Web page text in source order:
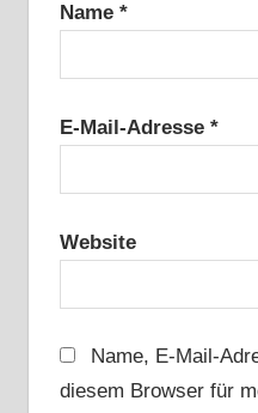
Name *
E-Mail-Adresse *
Website
Name, E-Mail-
diesem Browser für